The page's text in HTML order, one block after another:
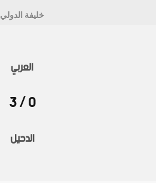
خليفة الدولي
العربي
0 / 3
الدحيل